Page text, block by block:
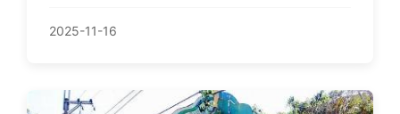
光，一次掌握所有決策關鍵！
2025-11-16